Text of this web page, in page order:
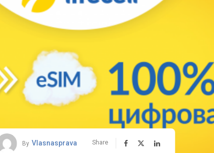
By Vlasnasprava Share